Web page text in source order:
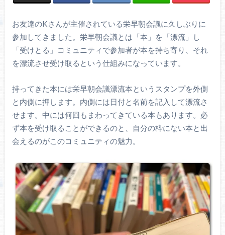
お友達のKさんが主催されている栄早朝会議に久しぶりに
参加してきました。栄早朝会議とは「本」を「漂流」し
「受けとる」コミュニティで参加者が本を持ち寄り、それ
を漂流させ受け取るという仕組みになっています。
持ってきた本には栄早朝会議漂流本というスタンプを外側
と内側に押します。内側には日付と名前を記入して漂流さ
せます。中には何回もまわってきている本もあります。必
ず本を受け取ることができるのと、自分の枠にない本と出
会えるのがこのコミュニティの魅力。